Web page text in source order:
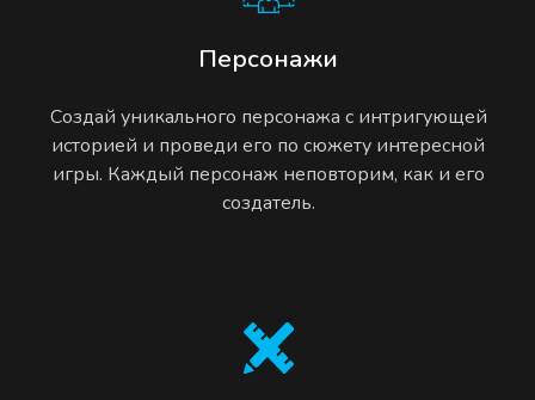
Персонажи
Создай уникального персонажа с интригующей
историей и проведи его по сюжету интересной
игры. Каждый персонаж неповторим, как и его
создатель.